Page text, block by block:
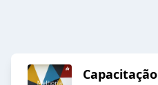
Capacitação